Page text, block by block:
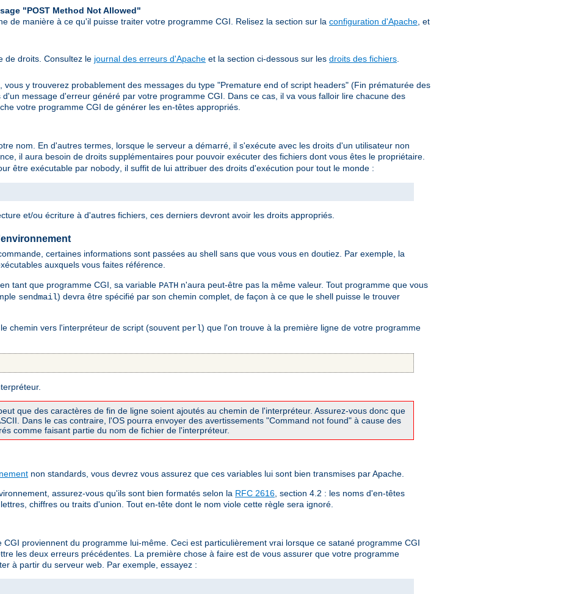
"POST Method Not Allowed"
de manière à ce qu'il puisse traiter votre programme CGI. Relisez la section sur la configuration d'Apache , et
de droits. Consultez le journal des erreurs d'Apache et la section ci-dessous sur les droits des fichiers
, vous y trouverez probablement des messages du type "Premature end of script headers" (Fin prématurée des
message d'erreur généré par votre programme CGI. Dans ce cas, il va vous falloir lire chacune des
votre programme CGI de générer les en-têtes appropriés.
nom. En d'autres termes, lorsque le serveur a démarré, il s'exécute avec les droits d'un utilisateur non
il aura besoin de droits supplémentaires pour pouvoir exécuter des fichiers dont vous êtes le propriétaire.
être exécutable par nobody , il suffit de lui attribuer des droits d'exécution pour tout le monde :
et/ou écriture à d'autres fichiers, ces derniers devront avoir les droits appropriés.
certaines informations sont passées au shell sans que vous vous en doutiez. Par exemple, la
auxquels vous faites référence.
tant que programme CGI, sa variable PATH n'aura peut-être pas la même valeur. Tout programme que vous
sendmail) devra être spécifié par son chemin complet, de façon à ce que le shell puisse le trouver
chemin vers l'interpréteur de script (souvent perl) que l'on trouve à la première ligne de votre programme
que des caractères de fin de ligne soient ajoutés au chemin de l'interpréteur. Assurez-vous donc que
Dans le cas contraire, l'OS pourra envoyer des avertissements "Command not found" à cause des
comme faisant partie du nom de fichier de l'interpréteur.
non standards, vous devrez vous assurez que ces variables lui sont bien transmises par Apache.
assurez-vous qu'ils sont bien formatés selon la RFC 2616 , section 4.2 : les noms d'en-têtes
chiffres ou traits d'union. Tout en-tête dont le nom viole cette règle sera ignoré.
proviennent du programme lui-même. Ceci est particulièrement vrai lorsque ce satané programme CGI
les deux erreurs précédentes. La première chose à faire est de vous assurer que votre programme
à partir du serveur web. Par exemple, essayez :